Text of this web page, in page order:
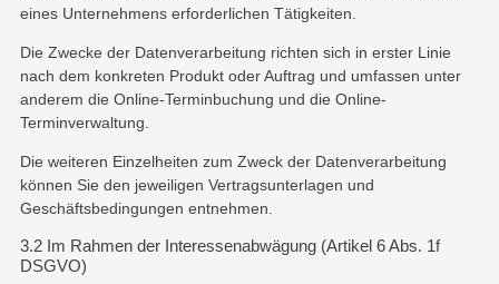
eines Unternehmens erforderlichen Tätigkeiten.
Die Zwecke der Datenverarbeitung richten sich in erster Linie
nach dem konkreten Produkt oder Auftrag und umfassen unter
anderem die Online-Terminbuchung und die Online-
Terminverwaltung.
Die weiteren Einzelheiten zum Zweck der Datenverarbeitung
können Sie den jeweiligen Vertragsunterlagen und
Geschäftsbedingungen entnehmen.
3.2 Im Rahmen der Interessenabwägung (Artikel 6 Abs. 1f
DSGVO)